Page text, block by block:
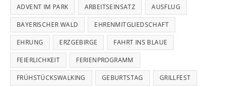
ADVENT IM PARK ARBEITSEINSATZ AUSFLUG
BAYERISCHER WALD EHRENMITGLIEDSCHAFT
EHRUNG ERZGEBIRGE FAHRT INS BLAUE
FEIERLICHKEIT FERIENPROGRAMM
FRÜHSTÜCKSWALKING GEBURTSTAG GRILLFEST